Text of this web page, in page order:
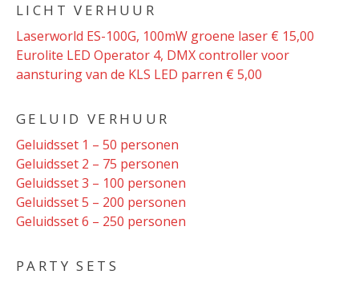
LICHT VERHUUR
Laserworld ES-100G, 100mW groene laser € 15,00
Eurolite LED Operator 4, DMX controller voor
aansturing van de KLS LED parren € 5,00
GELUID VERHUUR
Geluidsset 1 – 50 personen
Geluidsset 2 – 75 personen
Geluidsset 3 – 100 personen
Geluidsset 5 – 200 personen
Geluidsset 6 – 250 personen
PARTY SETS